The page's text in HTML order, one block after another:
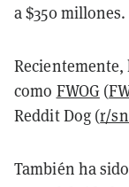
a $350 millones.
como FWOG (
Reddit Dog (r/
También ha